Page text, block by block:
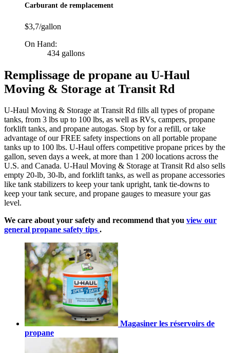
Carburant de remplacement
$3,7/gallon
On Hand:
434 gallons
Remplissage de propane au U-Haul
Moving & Storage at Transit Rd
U-Haul Moving & Storage at Transit Rd fills all types of propane
tanks, from 3 lbs up to 100 lbs, as well as RVs, campers, propane
forklift tanks, and propane autogas. Stop by for a refill, or take
advantage of our FREE safety inspections on all portable propane
tanks up to 100 lbs. U-Haul offers competitive propane prices by the
gallon, seven days a week, at more than 1 200 locations across the
U.S. and Canada. U-Haul Moving & Storage at Transit Rd also sells
empty 20-lb, 30-lb, and forklift tanks, as well as propane accessories
like tank stabilizers to keep your tank upright, tank tie-downs to
keep your tank secure, and propane gauges to measure your gas
level.
We care about your safety and recommend that you view our
general propane safety tips .
Magasiner les réservoirs de
propane